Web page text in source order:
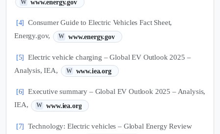
W www.energy.gov
[4] Consumer Guide to Electric Vehicles Fact Sheet,
Energy.gov,
W www.energy.gov
(새 탭에서 열림)
[5] Electric vehicle charging – Global EV Outlook 2025 –
Analysis, IEA,
W www.iea.org
(새 탭에서 열림)
[6] Executive summary – Global EV Outlook 2025 – Analysis,
IEA,
W www.iea.org
(새 탭에서 열림)
[7] Technology: Electric vehicles – Global Energy Review